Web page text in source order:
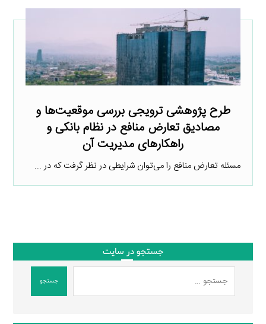
طرح پژوهشی ترویجی بررسی موقعیت‌ها و
مصادیق تعارض منافع در نظام بانکی و
راهکارهای مدیریت آن
مسئله تعارض منافع را می‌توان شرایطی در نظر گرفت که در ...
جستجو در سایت
جستجو